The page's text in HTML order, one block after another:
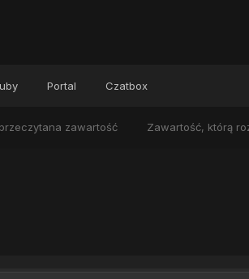
zawartość Zawartość, którą
Portal Czatbox